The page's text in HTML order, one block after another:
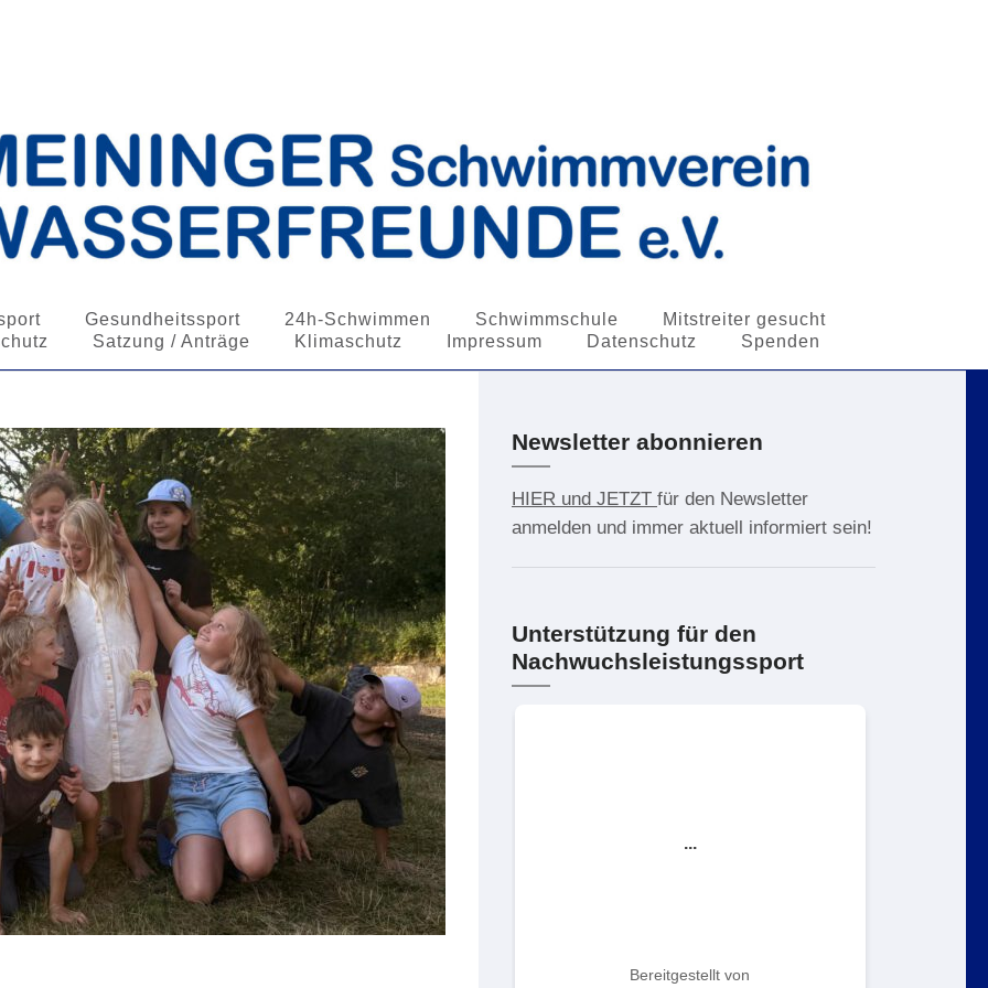
Wasserfreunde e.V.
Gesundheitssport 24h-Schwimmen Schwimmschule
Mitstreiter gesucht
Satzung / Anträge Klimaschutz Impressum Datenschutz Spenden
Newsletter abonnieren
HIER und JETZT für den Newsletter
anmelden und immer aktuell informiert sein!
Unterstützung für den
Nachwuchsleistungssport